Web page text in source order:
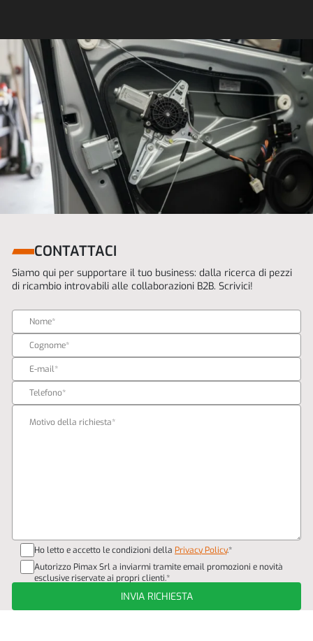
CONTATTACI
Siamo qui per supportare il tuo business: dalla ricerca di pezzi
di ricambio introvabili alle collaborazioni B2B. Scrivici!
Ho letto e accetto le condizioni della Privacy Policy.*
Autorizzo Pimax Srl a inviarmi tramite email promozioni e novità
esclusive riservate ai propri clienti.*